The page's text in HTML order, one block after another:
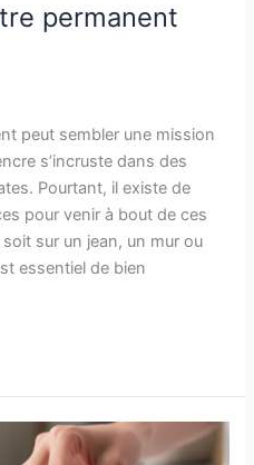
permanent
peut sembler une mission
s’incruste dans des
Pourtant, il existe de
pour venir à bout de ces
sur un jean, un mur ou
essentiel de bien